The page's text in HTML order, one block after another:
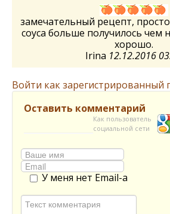
замечательный рецепт,
соуса больше получилось чем
хорошо.
Irina 12.12.2016
Войти как зарегистрированный
Оставить комментарий
Как пользователь
социальной сети
У меня нет Email-а